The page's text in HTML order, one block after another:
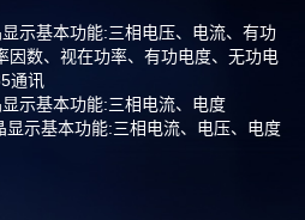
示基本功能:三相电压、电流、有功
因数、视在功率、有功电度、无功电
通讯
示基本功能:三相电流、电度
示基本功能:三相电流、电压、电度